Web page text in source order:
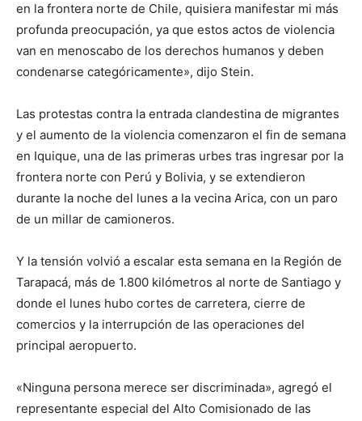
en la frontera norte de Chile, quisiera manifestar mi más
profunda preocupación, ya que estos actos de violencia
van en menoscabo de los derechos humanos y deben
condenarse categóricamente», dijo Stein.
Las protestas contra la entrada clandestina de migrantes
y el aumento de la violencia comenzaron el fin de semana
en Iquique, una de las primeras urbes tras ingresar por la
frontera norte con Perú y Bolivia, y se extendieron
durante la noche del lunes a la vecina Arica, con un paro
de un millar de camioneros.
Y la tensión volvió a escalar esta semana en la Región de
Tarapacá, más de 1.800 kilómetros al norte de Santiago y
donde el lunes hubo cortes de carretera, cierre de
comercios y la interrupción de las operaciones del
principal aeropuerto.
«Ninguna persona merece ser discriminada», agregó el
representante especial del Alto Comisionado de las